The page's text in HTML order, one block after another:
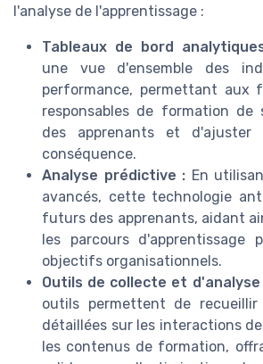
l'analyse de l'apprentissage :
Tableaux de bord
une vue d'ensemble des
performance, permettant aux
responsables de formation de
des apprenants et d'ajuster
conséquence.
Analyse prédictive : En
avancés, cette technologie
futurs des apprenants, aidant
les parcours d'apprentissage
objectifs organisationnels.
Outils de collecte et d'analyse
outils permettent de
détaillées sur les interactions
les contenus de formation,